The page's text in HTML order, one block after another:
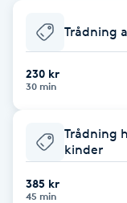
Babylights
Balayage
Barber
Trådning
230 kr
30 min
Trådning
kinder
385 kr
45 min